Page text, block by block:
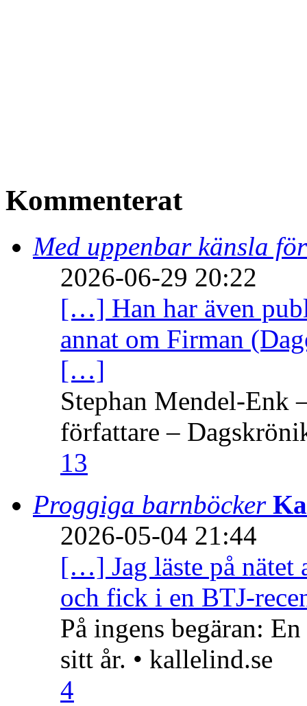
Kommenterat
Med uppenbar känsla
2026-06-29 20:22
[…] Han har även
annat om Firman
[…]
Stephan Mendel-Enk
författare –
13
Proggiga barnböcker
2026-05-04 21:44
[…] Jag läste på nätet
och fick i en BTJ-
På ingens begäran:
sitt år. • kallelind.se
4